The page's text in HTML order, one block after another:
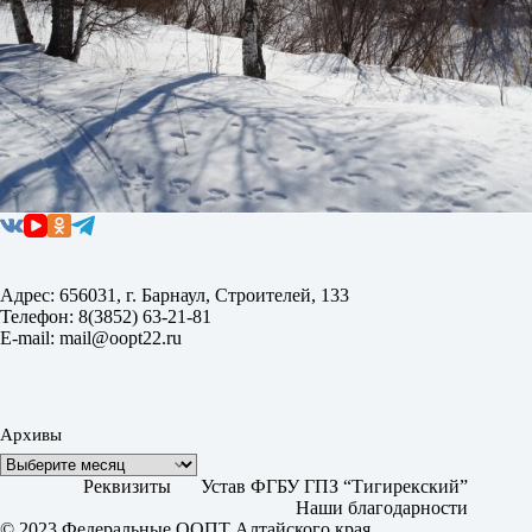
Адрес: 656031, г. Барнаул, Строителей, 133
Телефон: 8(3852) 63-21-81
E-mail: mail@oopt22.ru
Архивы
Реквизиты
Устав ФГБУ ГПЗ “Тигирекский”
Наши благодарности